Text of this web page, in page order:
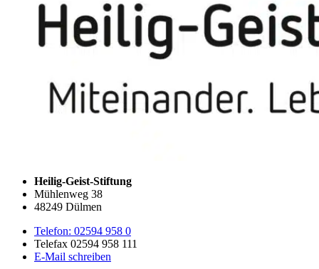
Heilig-Geist-Stiftung
Mühlenweg 38
48249 Dülmen
Telefon: 02594 958 0
Telefax 02594 958 111
E-Mail schreiben